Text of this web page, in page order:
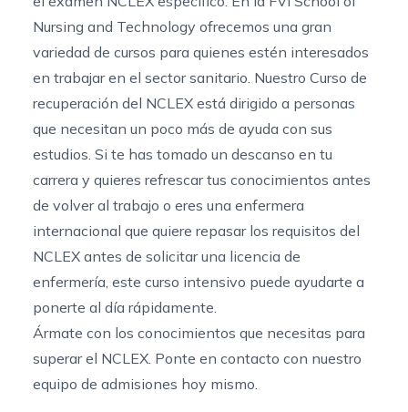
Nursing and Technology ofrecemos una gran
variedad de cursos para quienes estén interesados
en trabajar en el sector sanitario. Nuestro Curso de
recuperación del NCLEX está dirigido a personas
que necesitan un poco más de ayuda con sus
estudios. Si te has tomado un descanso en tu
carrera y quieres refrescar tus conocimientos antes
de volver al trabajo o eres una enfermera
internacional que quiere repasar los requisitos del
NCLEX antes de solicitar una licencia de
enfermería, este curso intensivo puede ayudarte a
ponerte al día rápidamente.
Ármate con los conocimientos que necesitas para
superar el NCLEX. Ponte en contacto con nuestro
equipo de admisiones hoy mismo.